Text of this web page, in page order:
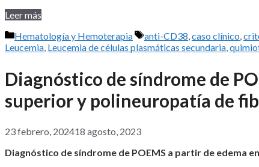
Leer más
Categorías
Hematología y Hemoterapia Etiquetas
anti-CD38 caso clínico
Leucemia Leucemia de células plasmáticas secundaria
Diagnóstico de síndrome de
superior y polineuropatía de
23 febrero, 202418 agosto, 2023
Diagnóstico de síndrome de POEMS a partir de edema